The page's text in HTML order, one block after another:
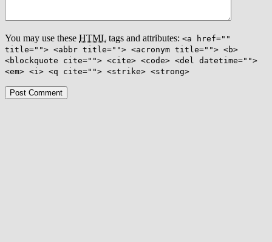
You may use these HTML tags and attributes: <a href=""
title=""> <abbr title=""> <acronym title=""> <b>
<blockquote cite=""> <cite> <code> <del datetime="">
<em> <i> <q cite=""> <strike> <strong>